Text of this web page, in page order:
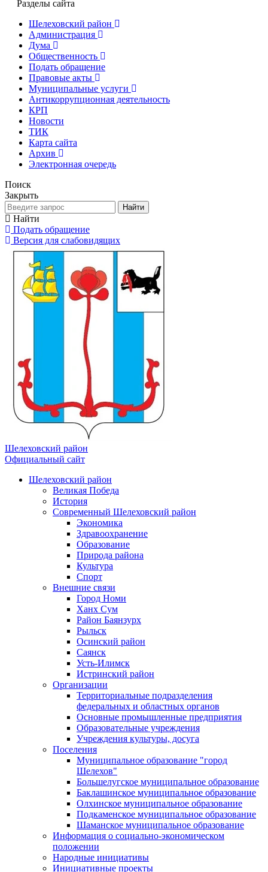
Разделы сайта
Шелеховский район
Администрация
Дума
Общественность
Подать обращение
Правовые акты
Муниципальные услуги
Антикоррупционная деятельность
КРП
Новости
ТИК
Карта сайта
Архив
Электронная очередь
Поиск
Закрыть
Найти
Найти
Подать обращение
Версия для слабовидящих
Шелеховский район
Официальный сайт
Шелеховский район
Великая Победа
История
Современный Шелеховский район
Экономика
Здравоохранение
Образование
Природа района
Культура
Спорт
Внешние связи
Город Номи
Ханх Сум
Район Баянзурх
Рыльск
Осинский район
Саянск
Усть-Илимск
Истринский район
Организации
Территориальные подразделения
федеральных и областных органов
Основные промышленные предприятия
Образовательные учреждения
Учреждения культуры, досуга
Поселения
Муниципальное образование "город
Шелехов"
Большелугское муниципальное образование
Баклашинское муниципальное образование
Олхинское муниципальное образование
Подкаменское муниципальное образование
Шаманское муниципальное образование
Информация о социально-экономическом
положении
Народные инициативы
Инициативные проекты